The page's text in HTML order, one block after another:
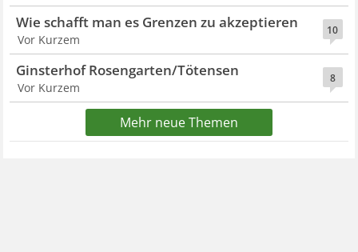
10
Wie schafft man es Grenzen zu akzeptieren
Vor Kurzem
8
Ginsterhof Rosengarten/Tötensen
Vor Kurzem
Mehr neue Themen